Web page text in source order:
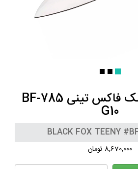
چاقو جیبی بلک فاکس تینی BF-785
G10
BLACK FOX TEENY
8,670,000 تومان